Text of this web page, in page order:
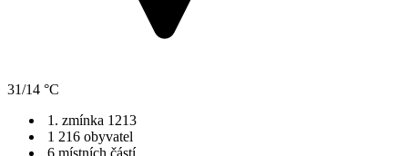
31/14 °C
1. zmínka 1213
1 216 obyvatel
6 místních částí